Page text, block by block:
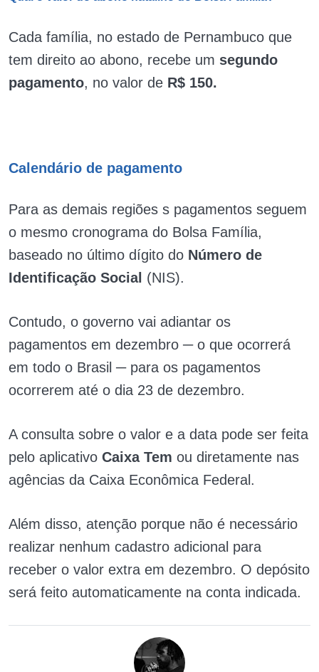
Cada família, no estado de Pernambuco que
tem direito ao abono, recebe um segundo
pagamento, no valor de R$ 150.
Calendário de pagamento
Para as demais regiões s pagamentos seguem
o mesmo cronograma do Bolsa Família,
baseado no último dígito do Número de
Identificação Social (NIS).
Contudo, o governo vai adiantar os
pagamentos em dezembro ─ o que ocorrerá
em todo o Brasil ─ para os pagamentos
ocorrerem até o dia 23 de dezembro.
A consulta sobre o valor e a data pode ser feita
pelo aplicativo Caixa Tem ou diretamente nas
agências da Caixa Econômica Federal.
Além disso, atenção porque não é necessário
realizar nenhum cadastro adicional para
receber o valor extra em dezembro. O depósito
será feito automaticamente na conta indicada.